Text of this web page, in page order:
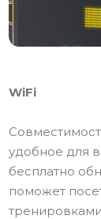
WiFi
удобное для
бесплатно
поможет